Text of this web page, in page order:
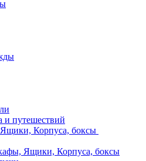
и путешествий
Корпуса, боксы
Ящики, Корпуса, боксы